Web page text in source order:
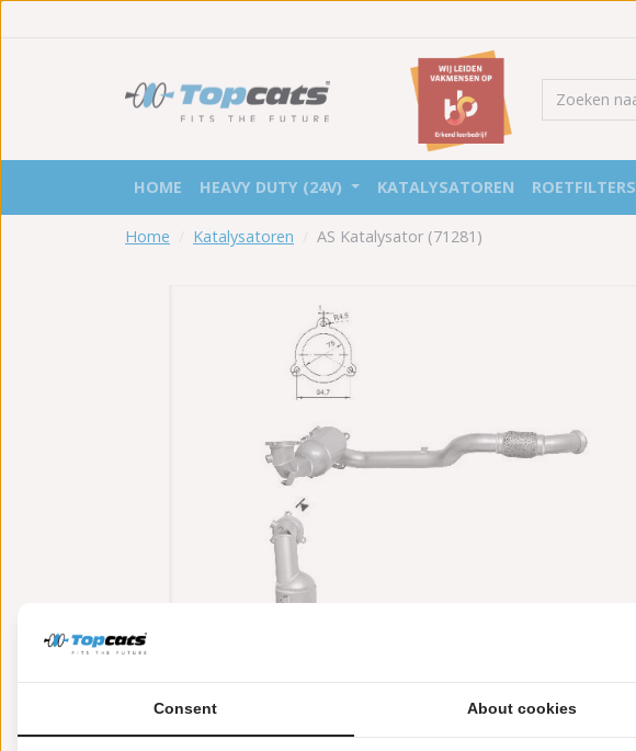
HOME HEAVY DUTY (24V) KATALYSATOREN ROETFILTERS
Home Katalysatoren AS Katalysator (71281)
Consent About cookies